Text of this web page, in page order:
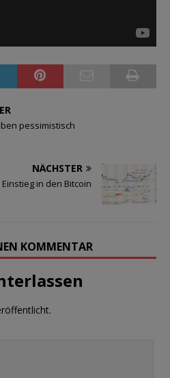
pessimistisch
NÄCHSTER
in den Bitcoin
KOMMENTAR